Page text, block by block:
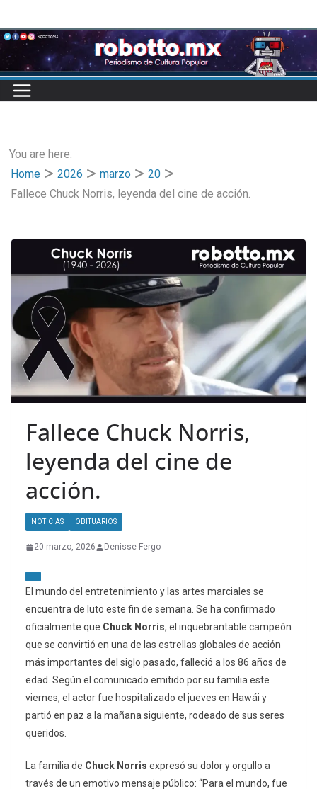
to
content
You are here:
Home
2026 marzo
20
Fallece Chuck Norris, leyenda del cine de acción.
Fallece Chuck Norris,
leyenda del cine de
acción.
NOTICIAS OBITUARIOS
20 marzo, 2026 Denisse Fergo
El mundo del entretenimiento y las artes marciales se
encuentra de luto este fin de semana. Se ha confirmado
oficialmente que Chuck Norris, el inquebrantable campeón
que se convirtió en una de las estrellas globales de acción
más importantes del siglo pasado, falleció a los 86 años de
edad. Según el comunicado emitido por su familia este
viernes, el actor fue hospitalizado el jueves en Hawái y
partió en paz a la mañana siguiente, rodeado de sus seres
queridos.
La familia de Chuck Norris expresó su dolor y orgullo a
través de un emotivo mensaje público: “Para el mundo, fue